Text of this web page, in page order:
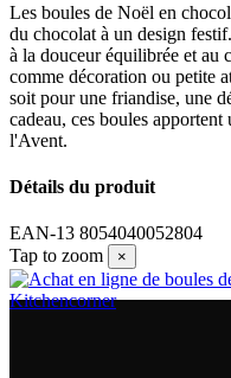
Les boules de Noël en
du chocolat à un design
à la douceur équilibrée et au
comme décoration ou petite
soit pour une friandise, une
cadeau, ces boules
l'Avent.
Détails du produit
EAN-13 8054040052804
Tap to zoom
×